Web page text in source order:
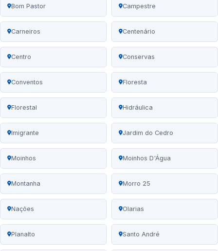
Bom Pastor Campestre
Carneiros Centenário
Centro Conservas
Conventos Floresta
Florestal Hidráulica
Imigrante Jardim do Cedro
Moinhos Moinhos D'Água
Montanha Morro 25
Nações Olarias
Planalto Santo André